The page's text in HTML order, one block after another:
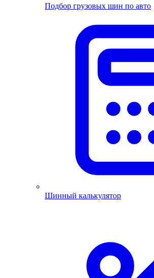
Подбор грузовых шин по авто
Шинный калькулятор